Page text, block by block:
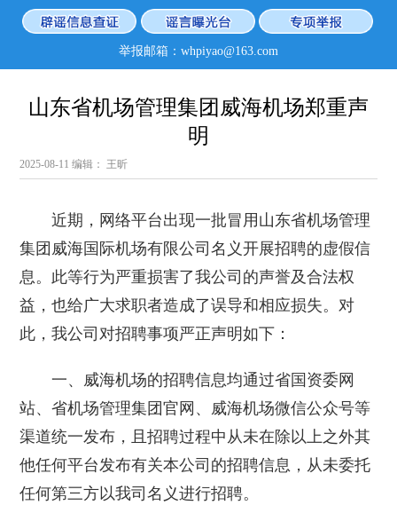
举报邮箱：whpiyao@163.com
山东省机场管理集团威海机场郑重声
明
2025-08-11编辑： 王昕
近期，网络平台出现一批冒用山东省机场管理
集团威海国际机场有限公司名义开展招聘的虚假信
息。此等行为严重损害了我公司的声誉及合法权
益，也给广大求职者造成了误导和相应损失。对
此，我公司对招聘事项严正声明如下：
一、威海机场的招聘信息均通过省国资委网
站、省机场管理集团官网、威海机场微信公众号等
渠道统一发布，且招聘过程中从未在除以上之外其
他任何平台发布有关本公司的招聘信息，从未委托
任何第三方以我司名义进行招聘。